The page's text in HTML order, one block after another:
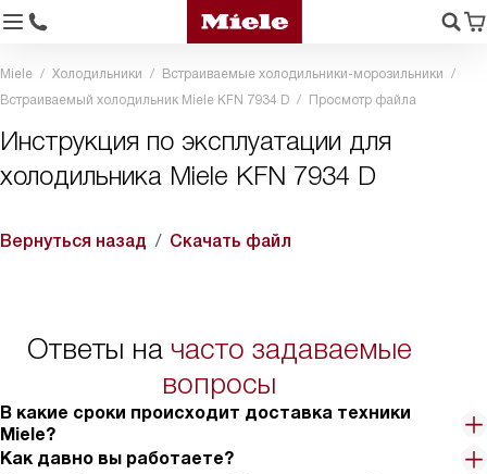
Miele Холодильники
Встраиваемые холодильники-морозильники
Встраиваемый холодильник Miele KFN 7934 D
Просмотр файла
Инструкция по эксплуатации для
холодильника Miele KFN 7934 D
Вернуться назад Скачать файл
Ответы на часто задаваемые
вопросы
В какие сроки происходит доставка техники
Miele?
Как давно вы работаете?